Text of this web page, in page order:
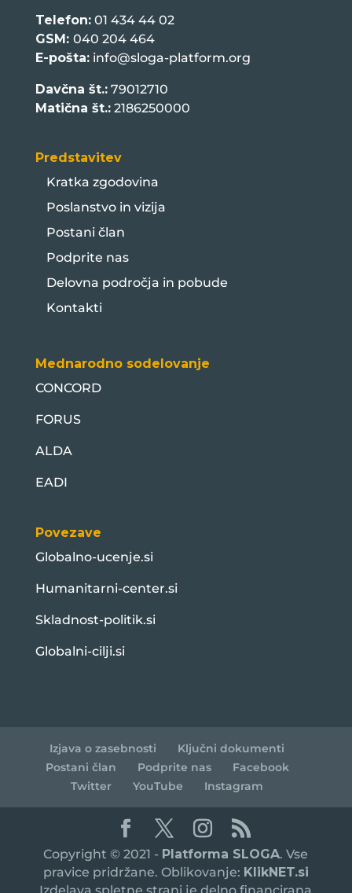
Telefon:01 434 44 02
GSM: 040 204 464
E-pošta: info@sloga-platform.org
Davčna št.:79012710
Matična št.:2186250000
Predstavitev
Kratka zgodovina
Poslanstvo in vizija
Postani član
Podprite nas
Delovna področja in pobude
Kontakti
Mednarodno sodelovanje
CONCORD
FORUS
ALDA
EADI
Povezave
Globalno-ucenje.si
Humanitarni-center.si
Skladnost-politik.si
Globalni-cilji.si
Izjava o zasebnosti
Ključni dokumenti
Postani član
Podprite nas
Facebook
Twitter
YouTube Instagram
Copyright © 2021 - Platforma SLOGA. Vse
pravice pridržane. Oblikovanje: KlikNET.si